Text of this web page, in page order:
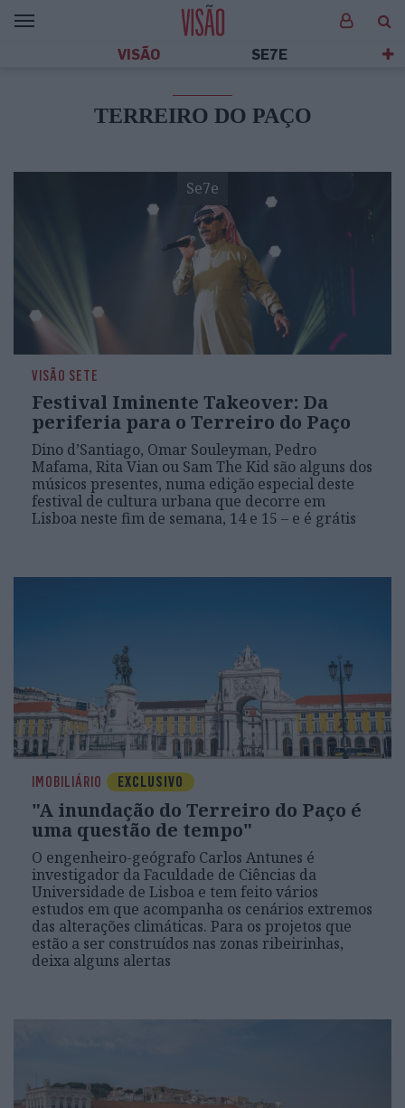
VISÃO SE7E
TERREIRO DO PAÇO
Se7e
VISÃO SETE
Festival Iminente Takeover: Da
periferia para o Terreiro do Paço
Dino d’Santiago, Omar Souleyman, Pedro
Mafama, Rita Vian ou Sam The Kid são alguns dos
músicos presentes, numa edição especial deste
festival de cultura urbana que decorre em
Lisboa neste fim de semana, 14 e 15 – e é grátis
IMOBILIÁRIO EXCLUSIVO
"A inundação do Terreiro do Paço é
uma questão de tempo"
O engenheiro-geógrafo Carlos Antunes é
investigador da Faculdade de Ciências da
Universidade de Lisboa e tem feito vários
estudos em que acompanha os cenários extremos
das alterações climáticas. Para os projetos que
estão a ser construídos nas zonas ribeirinhas,
deixa alguns alertas